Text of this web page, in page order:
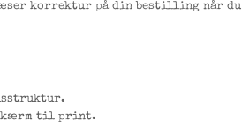
korrektur på din bestilling når du
skærm til print.